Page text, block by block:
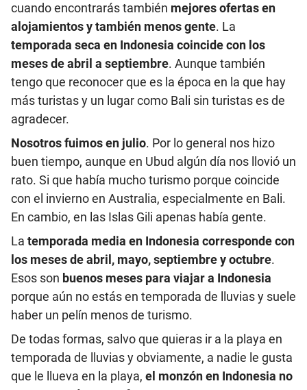
cuando encontrarás también mejores ofertas en
alojamientos y también menos gente. La
temporada seca en Indonesia coincide con los
meses de abril a septiembre. Aunque también
tengo que reconocer que es la época en la que hay
más turistas y un lugar como Bali sin turistas es de
agradecer.
Nosotros fuimos en julio. Por lo general nos hizo
buen tiempo, aunque en Ubud algún día nos llovió un
rato. Si que había mucho turismo porque coincide
con el invierno en Australia, especialmente en Bali.
En cambio, en las Islas Gili apenas había gente.
La temporada media en Indonesia corresponde con
los meses de abril, mayo, septiembre y octubre.
Esos son buenos meses para viajar a Indonesia
porque aún no estás en temporada de lluvias y suele
haber un pelín menos de turismo.
De todas formas, salvo que quieras ir a la playa en
temporada de lluvias y obviamente, a nadie le gusta
que le llueva en la playa, el monzón en Indonesia no